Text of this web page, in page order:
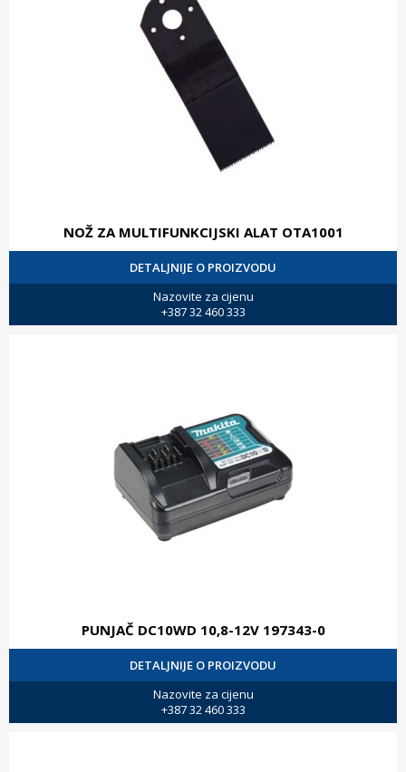
NOŽ ZA MULTIFUNKCIJSKI ALAT OTA1001
DETALJNIJE O PROIZVODU
Nazovite za cijenu
+387 32 460 333
PUNJAČ DC10WD 10,8-12V 197343-0
DETALJNIJE O PROIZVODU
Nazovite za cijenu
+387 32 460 333